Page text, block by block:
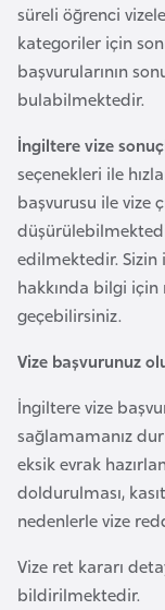
süreli öğrenci
kategoriler için
başvurularının
bulabilmektedir.
İngiltere vize
seçenekleri ile
başvurusu ile vize
edilmektedir. Sizin
hakkında bilgi
geçebilirsiniz.
Vize başvurunuz
İngiltere vize
sağlamamanız
eksik evrak
doldurulması,
nedenlerle vize
Vize ret kararı
bildirilmektedir.
G
a
m
i
y
a
G
n
a
G
i
n
e
i
s